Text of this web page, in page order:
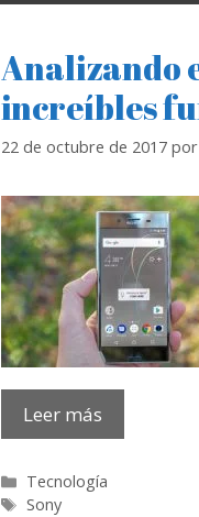
Analizando
increíbles
22 de octubre de 2017 por
Leer más
Categorías
Tecnología
Etiquetas
Sony